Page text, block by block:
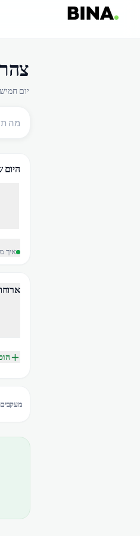
יום חמישי, 6 באוגוסט · נסה את בינה בחינם! צפה ועדכן
היום
איך
מעקבים